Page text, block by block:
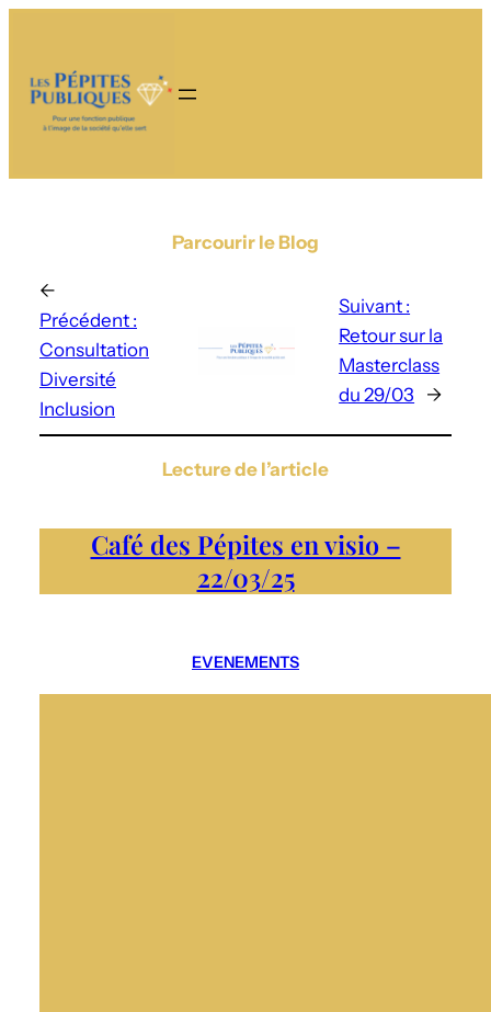
Parcourir le Blog
←
Précédent :
Consultation
Diversité
Inclusion
Suivant :
Retour sur la
Masterclass
du 29/03
→
Lecture de l’article
Café des Pépites en visio –
22/03/25
EVENEMENTS